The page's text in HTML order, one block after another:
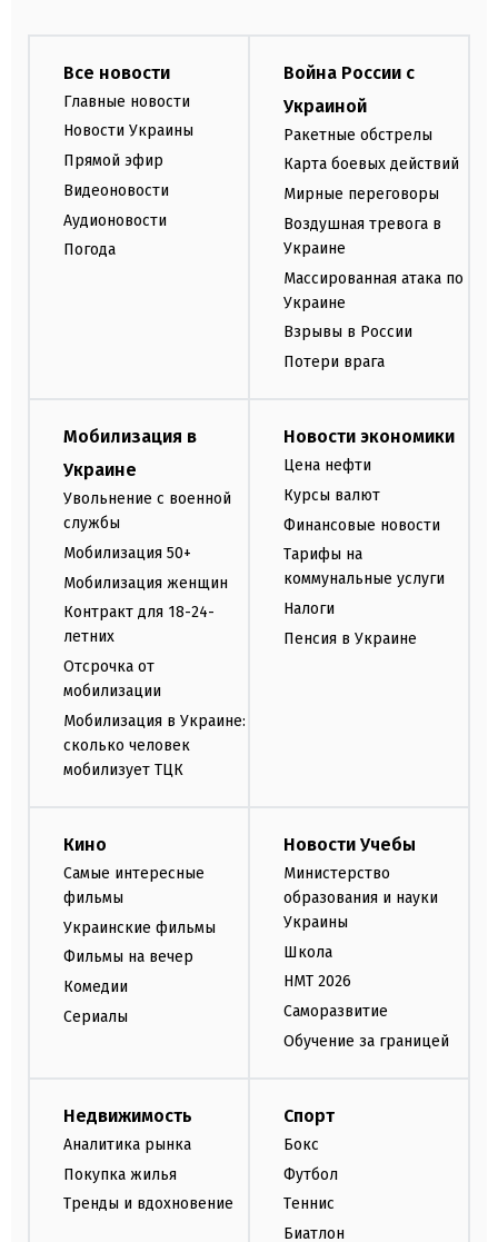
Все новости
Главные новости
Новости Украины
Прямой эфир
Видеоновости
Аудионовости
Погода
Война России с
Украиной
Ракетные обстрелы
Карта боевых действий
Мирные переговоры
Воздушная тревога в
Украине
Массированная атака по
Украине
Взрывы в России
Потери врага
Мобилизация в
Украине
Увольнение с военной
службы
Мобилизация 50+
Мобилизация женщин
Контракт для 18-24-
летних
Отсрочка от
мобилизации
Мобилизация в Украине:
сколько человек
мобилизует ТЦК
Новости экономики
Цена нефти
Курсы валют
Финансовые новости
Тарифы на
коммунальные услуги
Налоги
Пенсия в Украине
Кино
Самые интересные
фильмы
Украинские фильмы
Фильмы на вечер
Комедии
Сериалы
Новости Учебы
Министерство
образования и науки
Украины
Школа
НМТ 2026
Саморазвитие
Обучение за границей
Недвижимость
Аналитика рынка
Покупка жилья
Тренды и вдохновение
Спорт
Бокс
Футбол
Теннис
Биатлон